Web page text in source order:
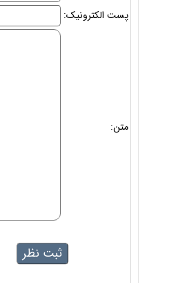
پست الکترونیک:
متن: